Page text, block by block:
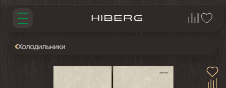
Холодильники